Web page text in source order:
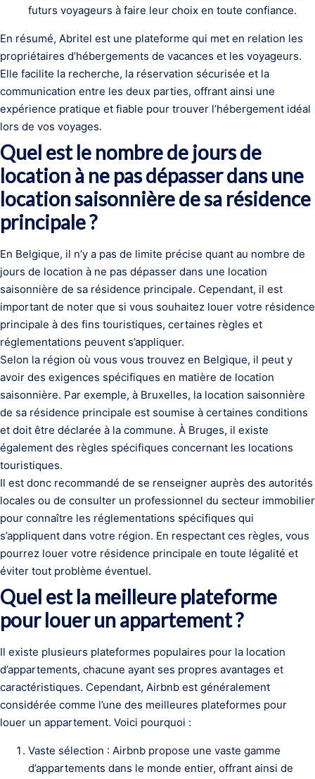
futurs voyageurs à faire leur choix en toute confiance.
En résumé, Abritel est une plateforme qui met en relation les
propriétaires d’hébergements de vacances et les voyageurs.
Elle facilite la recherche, la réservation sécurisée et la
communication entre les deux parties, offrant ainsi une
expérience pratique et fiable pour trouver l’hébergement idéal
lors de vos voyages.
Quel est le nombre de jours de
location à ne pas dépasser dans une
location saisonnière de sa résidence
principale ?
En Belgique, il n’y a pas de limite précise quant au nombre de
jours de location à ne pas dépasser dans une location
saisonnière de sa résidence principale. Cependant, il est
important de noter que si vous souhaitez louer votre résidence
principale à des fins touristiques, certaines règles et
réglementations peuvent s’appliquer.
Selon la région où vous vous trouvez en Belgique, il peut y
avoir des exigences spécifiques en matière de location
saisonnière. Par exemple, à Bruxelles, la location saisonnière
de sa résidence principale est soumise à certaines conditions
et doit être déclarée à la commune. À Bruges, il existe
également des règles spécifiques concernant les locations
touristiques.
Il est donc recommandé de se renseigner auprès des autorités
locales ou de consulter un professionnel du secteur immobilier
pour connaître les réglementations spécifiques qui
s’appliquent dans votre région. En respectant ces règles, vous
pourrez louer votre résidence principale en toute légalité et
éviter tout problème éventuel.
Quel est la meilleure plateforme
pour louer un appartement ?
Il existe plusieurs plateformes populaires pour la location
d’appartements, chacune ayant ses propres avantages et
caractéristiques. Cependant, Airbnb est généralement
considérée comme l’une des meilleures plateformes pour
louer un appartement. Voici pourquoi :
Vaste sélection : Airbnb propose une vaste gamme
d’appartements dans le monde entier, offrant ainsi de